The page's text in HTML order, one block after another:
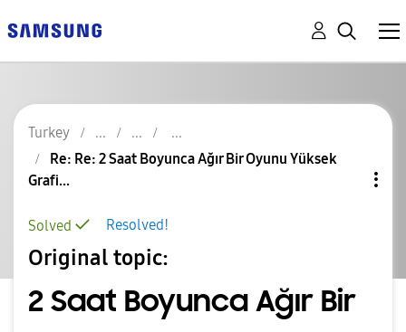
Turkey
Re: Re: 2 Saat Boyunca Ağır Bir Oyunu Yüksek
Grafi...
Resolved!
Solved
Original topic:
2 Saat Boyunca Ağır Bir